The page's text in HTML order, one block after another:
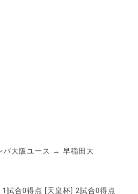
大阪ユース → 早稲田大
試合0得点 [天皇杯] 2試合0得点